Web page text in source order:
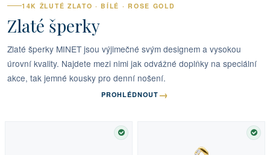
14K ŽLUTÉ ZLATO · BÍLÉ · ROSE GOLD
Zlaté šperky
Zlaté šperky MINET jsou výjimečné svým designem a vysokou
úrovní kvality. Najdete mezi nimi jak odvážné doplňky na speciální
akce, tak jemné kousky pro denní nošení.
PROHLÉDNOUT →
SKLADEM